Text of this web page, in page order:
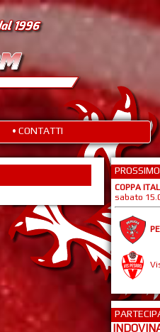
• CONTATTI
COPPA
sabato